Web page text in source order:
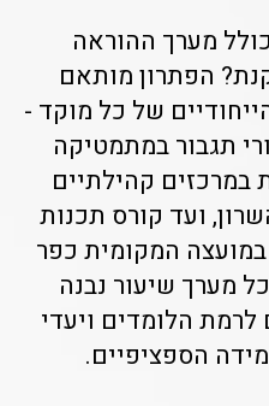
מערך ההוראה
הפתרון מותאם
של כל מוקד -
תגבור במתמטיקה
במרכזים קהילתיים
ועד קורס תכנות
במועצה המקומית כפר
כל מערך שיעור נבנה
הלומדים ויעדי
הספציפיים.